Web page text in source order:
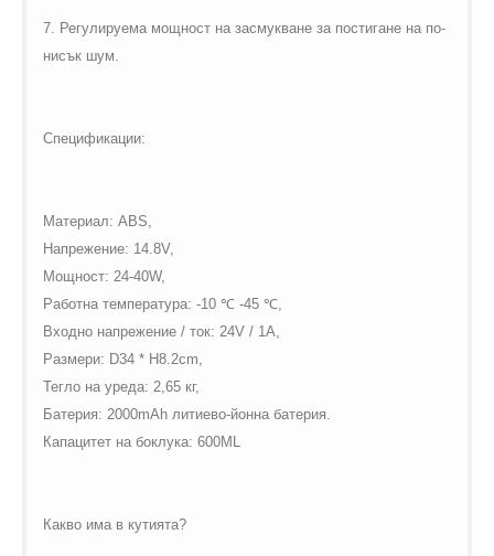
7. Регулируема мощност на засмукване за постигане на по-
нисък шум.
Спецификации:
Материал: ABS,
Напрежение: 14.8V,
Мощност: 24-40W,
Работна температура: -10 ℃ -45 ℃,
Входно напрежение / ток: 24V / 1A,
Размери: D34 * H8.2cm,
Тегло на уреда: 2,65 кг,
Батерия: 2000mAh литиево-йонна батерия.
Капацитет на боклука: 600ML
Какво има в кутията?